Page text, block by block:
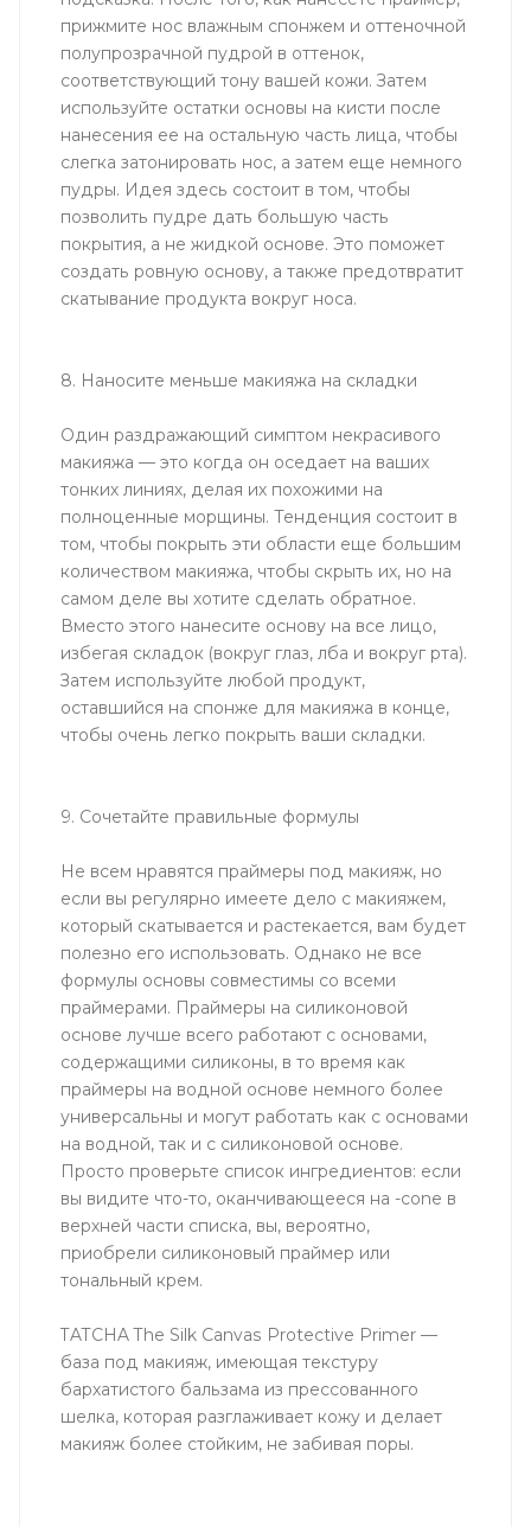
прижмите нос влажным спонжем и оттеночной
полупрозрачной пудрой в оттенок,
соответствующий тону вашей кожи. Затем
используйте остатки основы на кисти после
нанесения ее на остальную часть лица, чтобы
слегка затонировать нос, а затем еще немного
пудры. Идея здесь состоит в том, чтобы
позволить пудре дать большую часть
покрытия, а не жидкой основе. Это поможет
создать ровную основу, а также предотвратит
скатывание продукта вокруг носа.
8. Наносите меньше макияжа на складки
Один раздражающий симптом некрасивого
макияжа — это когда он оседает на ваших
тонких линиях, делая их похожими на
полноценные морщины. Тенденция состоит в
том, чтобы покрыть эти области еще большим
количеством макияжа, чтобы скрыть их, но на
самом деле вы хотите сделать обратное.
Вместо этого нанесите основу на все лицо,
избегая складок (вокруг глаз, лба и вокруг рта).
Затем используйте любой продукт,
оставшийся на спонже для макияжа в конце,
чтобы очень легко покрыть ваши складки.
9. Сочетайте правильные формулы
Не всем нравятся праймеры под макияж, но
если вы регулярно имеете дело с макияжем,
который скатывается и растекается, вам будет
полезно его использовать. Однако не все
формулы основы совместимы со всеми
праймерами. Праймеры на силиконовой
основе лучше всего работают с основами,
содержащими силиконы, в то время как
праймеры на водной основе немного более
универсальны и могут работать как с основами
на водной, так и с силиконовой основе.
Просто проверьте список ингредиентов: если
вы видите что-то, оканчивающееся на -cone в
верхней части списка, вы, вероятно,
приобрели силиконовый праймер или
тональный крем.
TATCHA The Silk Canvas Protective Primer —
база под макияж, имеющая текстуру
бархатистого бальзама из прессованного
шелка, которая разглаживает кожу и делает
макияж более стойким, не забивая поры.